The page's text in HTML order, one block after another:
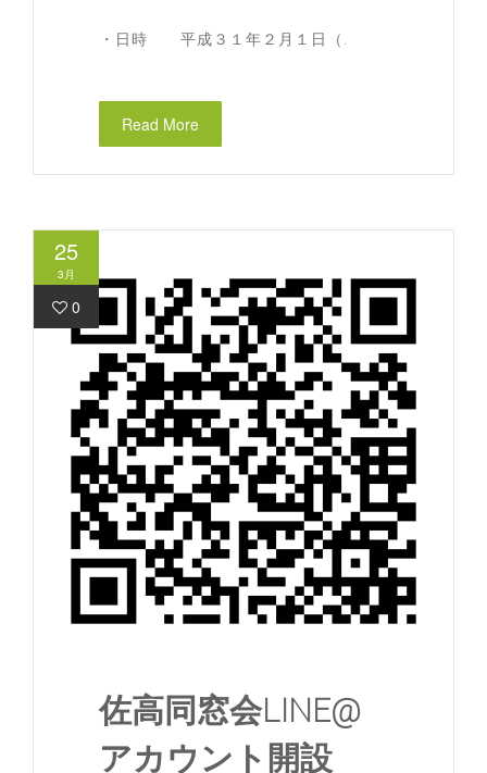
・日時 平成３１年２月１日（.
Read More
25
3月
0
佐高同窓会LINE@
アカウント開設